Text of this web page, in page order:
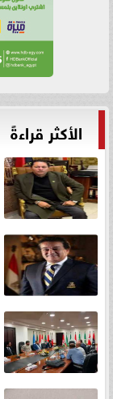
الأكثر قراءةً